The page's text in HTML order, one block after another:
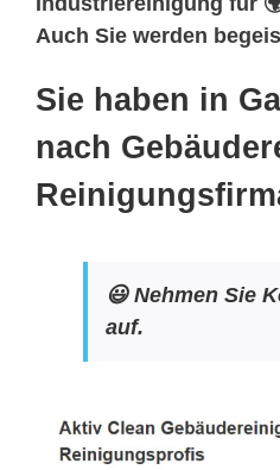
Auch Sie werden
Sie haben in
nach
😃 Nehmen Sie
auf.